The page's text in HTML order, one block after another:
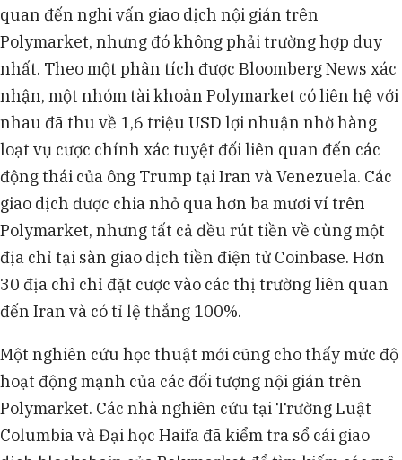
quan đến nghi vấn giao dịch nội gián trên
Polymarket, nhưng đó không phải trường hợp duy
nhất. Theo một phân tích được Bloomberg News xác
nhận, một nhóm tài khoản Polymarket có liên hệ với
nhau đã thu về 1,6 triệu USD lợi nhuận nhờ hàng
loạt vụ cược chính xác tuyệt đối liên quan đến các
động thái của ông Trump tại Iran và Venezuela. Các
giao dịch được chia nhỏ qua hơn ba mươi ví trên
Polymarket, nhưng tất cả đều rút tiền về cùng một
địa chỉ tại sàn giao dịch tiền điện tử Coinbase. Hơn
30 địa chỉ chỉ đặt cược vào các thị trường liên quan
đến Iran và có tỉ lệ thắng 100%.
Một nghiên cứu học thuật mới cũng cho thấy mức độ
hoạt động mạnh của các đối tượng nội gián trên
Polymarket. Các nhà nghiên cứu tại Trường Luật
Columbia và Đại học Haifa đã kiểm tra sổ cái giao